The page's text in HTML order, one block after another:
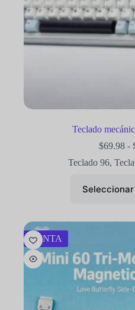
Teclado
$69.98 -
Teclado 96,
VENTA